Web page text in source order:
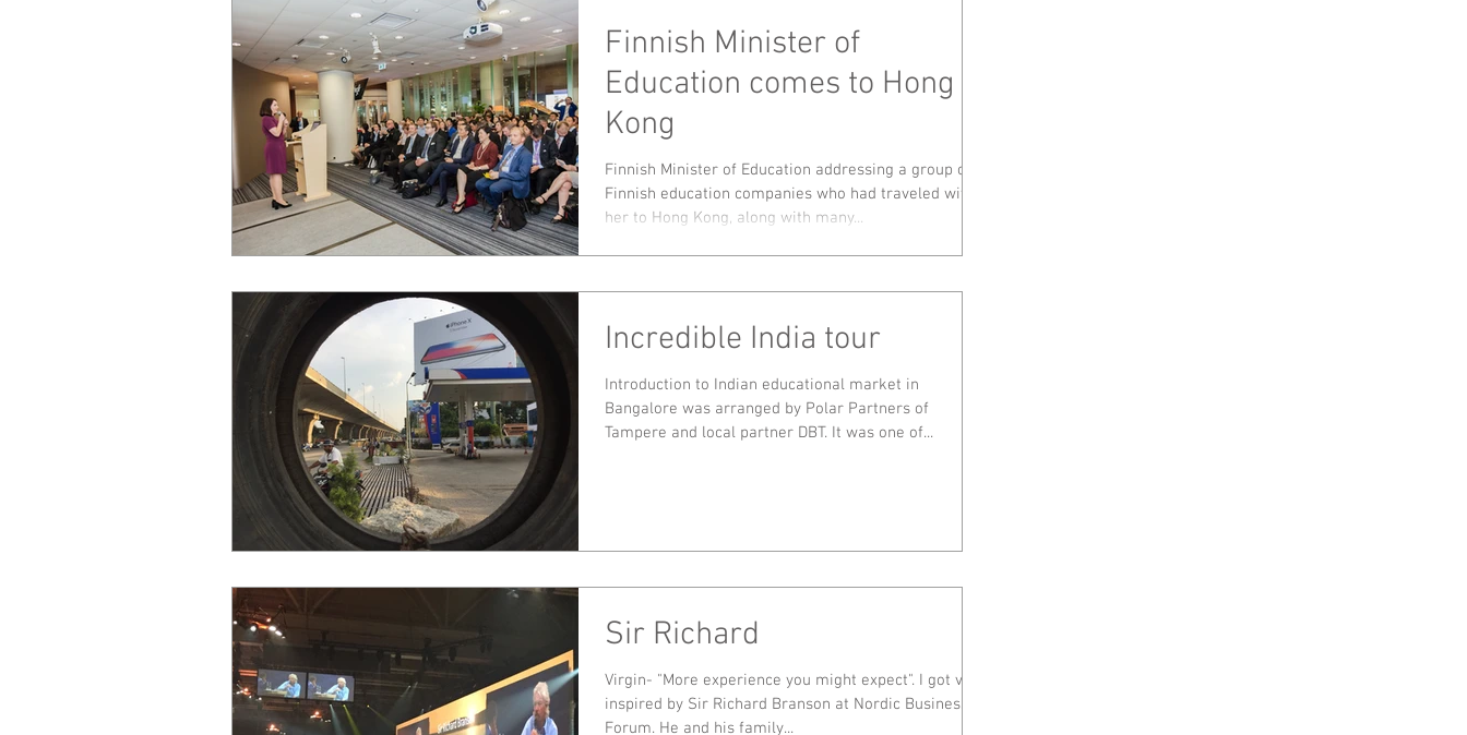
Finnish Minister of
Education comes to Hong
Kong
Finnish Minister of Education addressing a group of
Finnish education companies who had traveled with
her to Hong Kong, along with many...
Incredible India tour
Introduction to Indian educational market in
Bangalore was arranged by Polar Partners of
Tampere and local partner DBT. It was one of...
Sir Richard
Virgin- "More experience you might expect". I got very
inspired by Sir Richard Branson at Nordic Business
Forum. He and his family...